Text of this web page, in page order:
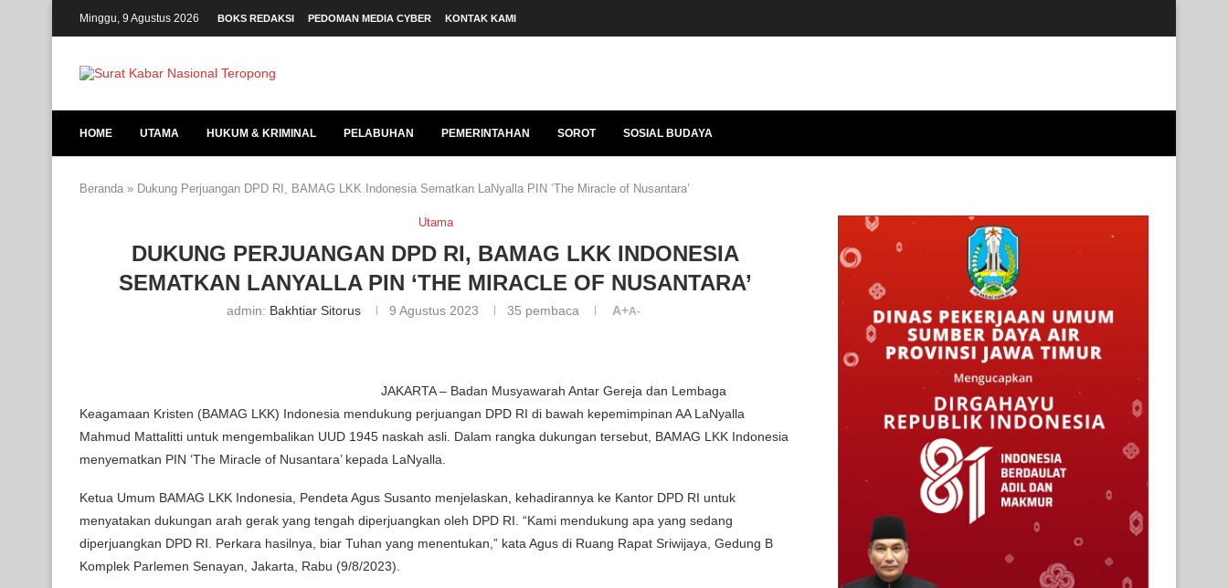
Minggu, 9 Agustus 2026 BOKS REDAKSI PEDOMAN MEDIA CYBER KONTAK KAMI
HOME UTAMA HUKUM & KRIMINAL PELABUHAN PEMERINTAHAN SOROT SOSIAL BUDAYA
Beranda » Dukung Perjuangan DPD RI, BAMAG LKK Indonesia Sematkan LaNyalla PIN ‘The Miracle of Nusantara’
Utama
DUKUNG PERJUANGAN DPD RI, BAMAG LKK INDONESIA
SEMATKAN LANYALLA PIN ‘THE MIRACLE OF NUSANTARA’
admin: Bakhtiar Sitorus 9 Agustus 2023 35 pembaca A+A-
JAKARTA – Badan Musyawarah Antar Gereja dan Lembaga
Keagamaan Kristen (BAMAG LKK) Indonesia mendukung perjuangan DPD RI di bawah kepemimpinan AA LaNyalla
Mahmud Mattalitti untuk mengembalikan UUD 1945 naskah asli. Dalam rangka dukungan tersebut, BAMAG LKK Indonesia
menyematkan PIN ‘The Miracle of Nusantara’ kepada LaNyalla.
Ketua Umum BAMAG LKK Indonesia, Pendeta Agus Susanto menjelaskan, kehadirannya ke Kantor DPD RI untuk
menyatakan dukungan arah gerak yang tengah diperjuangkan oleh DPD RI. “Kami mendukung apa yang sedang
diperjuangkan DPD RI. Perkara hasilnya, biar Tuhan yang menentukan,” kata Agus di Ruang Rapat Sriwijaya, Gedung B
Komplek Parlemen Senayan, Jakarta, Rabu (9/8/2023).